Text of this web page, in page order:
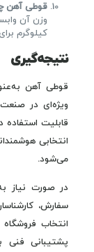
قوطی آهن
کیلوگرم برای
نتیجه‌گیری
قوطی آهن
ویژه‌ای در
قابلیت
انتخابی
می‌شود.
در صورت نیاز
سفارش،
انتخاب
پشتیبانی فنی